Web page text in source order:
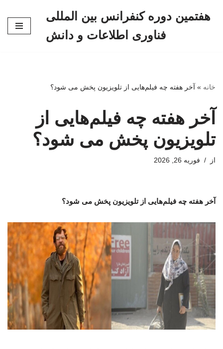
هفتمین دوره کنفرانس بین المللی
فناوری اطلاعات و دانش
خانه » آخر هفته چه فیلم‌هایی از تلویزیون پخش می شود؟
آخر هفته چه فیلم‌هایی از
تلویزیون پخش می شود؟
از فوریه 26, 2026
آخر هفته چه فیلم‌هایی از تلویزیون پخش می شود؟